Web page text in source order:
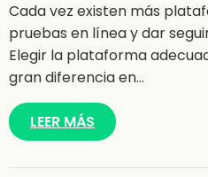
Cada vez existen más
pruebas en línea y dar
Elegir la plataforma
gran diferencia en…
LEER MÁS